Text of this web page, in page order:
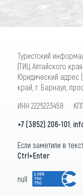
Туристский
(ТИЦ Алтайского
Юридический адрес
край, г. Барнаул,
ИНН 2225223458
+7 (3852) 206-101
Если заметили в
Ctrl+Enter
null